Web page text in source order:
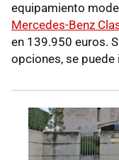
equipamiento
Mercedes-Benz
en 139.950 euros.
opciones, se